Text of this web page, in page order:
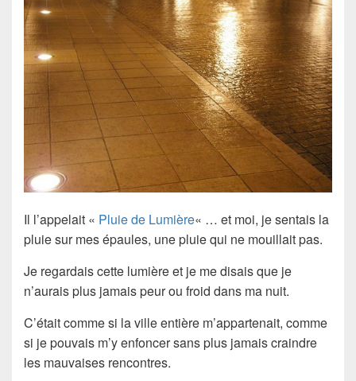
Il l’appelait « Pluie de Lumière« … et moi, je sentais la
pluie sur mes épaules, une pluie qui ne mouillait pas.
Je regardais cette lumière et je me disais que je
n’aurais plus jamais peur ou froid dans ma nuit.
C’était comme si la ville entière m’appartenait, comme
si je pouvais m’y enfoncer sans plus jamais craindre
les mauvaises rencontres.